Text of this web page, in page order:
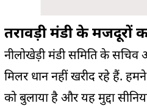
तरावड़ी मंडी के मजदूरों
नीलोखेड़ी मंडी समिति के
मिलर धान नहीं खरीद रहे हैं.
को बुलाया है और यह मुद्दा